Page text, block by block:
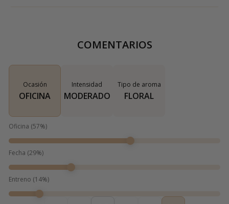
COMENTARIOS
Ocasión
OFICINA
Intensidad
MODERADO
Tipo de aroma
FLORAL
Oficina (57%)
Fecha (29%)
Entreno (14%)